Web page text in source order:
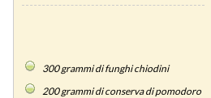
300grammi di funghi chiodini
200grammi di conserva di pomodoro